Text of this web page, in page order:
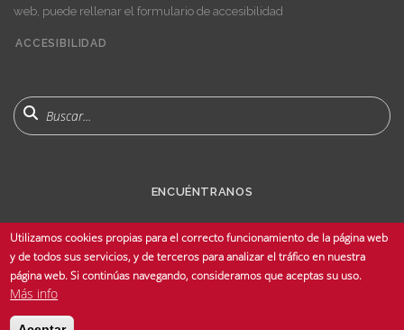
web, puede rellenar el formulario de accesibilidad
menu
ACCESIBILIDAD
Buscar
ENCUÉNTRANOS
© Copyright 2025 Universidad de Sevilla - Todos los derechos reservados -
Utilizamos cookies propias para el correcto funcionamiento de la página web
y de todos sus servicios, y de terceros para analizar el tráfico en nuestra
página web. Si continúas navegando, consideramos que aceptas su uso.
Más info